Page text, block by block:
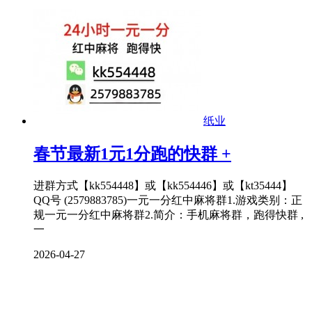
纸业
春节最新1元1分跑的快群 +
进群方式【kk554448】或【kk554446】或【kt35444】
QQ号 (2579883785)一元一分红中麻将群1.游戏类别：正
规一元一分红中麻将群2.简介：手机麻将群，跑得快群 ,
一
2026-04-27